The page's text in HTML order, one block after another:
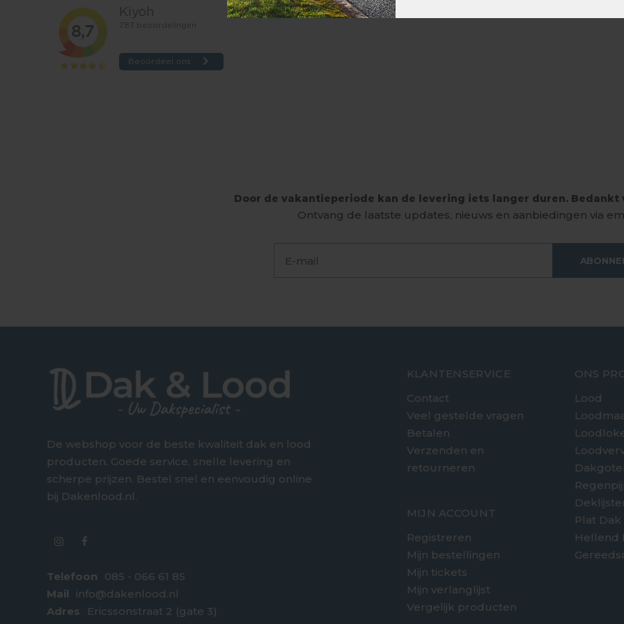
Door de vakantieperiode kan de levering iets langer duren. Bedankt
Ontvang de laatste updates, nieuws en aanbiedingen via
De webshop voor de beste kwaliteit dak en lood
producten. Goede service, snelle levering en
scherpe prijzen. Bestel snel en eenvoudig online
bij Dakenlood.nl.
Telefoon
085 - 066 61 85
Mail
info@dakenlood.nl
Adres
Ericssonstraat 2 (gate 3)
KLANTENSERVICE
Contact
Veel gestelde vragen
Betalen
Verzenden en
retourneren
MIJN ACCOUNT
Registreren
Mijn bestellingen
Mijn tickets
Mijn verlanglijst
Vergelijk producten
ONS
Lood
Plat Dak
Hellend